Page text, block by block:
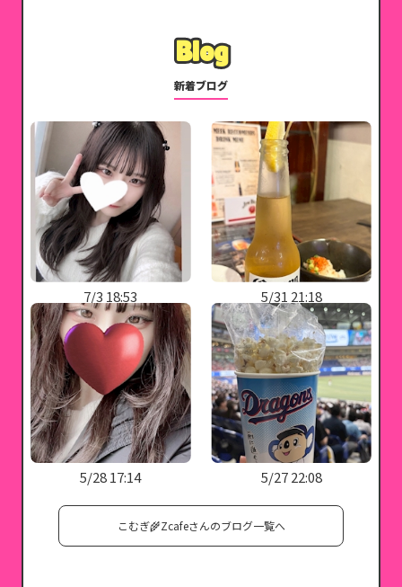
Blog
Blog
新着ブログ
7/3 18:53 5/31 21:18
5/28 17:14 5/27 22:08
‪‪こむぎ‪‪🌾Zcafeさんのブログ一覧へ